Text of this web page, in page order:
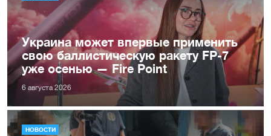
Украина может впервые применить
свою баллистическую ракету FP-7
уже осенью — Fire Point
6 августа 2026
НОВОСТИ